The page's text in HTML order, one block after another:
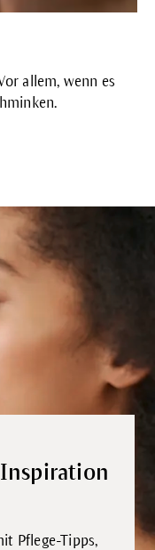
allem, wenn es
Pflege-Tipps,